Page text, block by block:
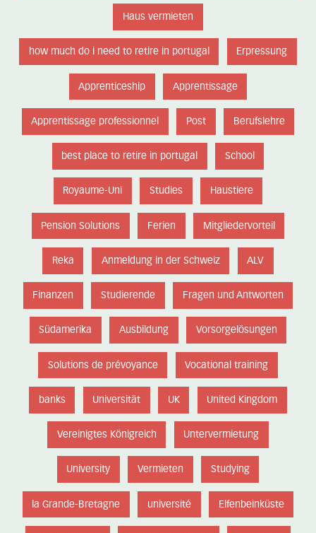
Haus vermieten
how much do i need to retire in portugal Erpressung
Apprenticeship Apprentissage
Apprentissage professionnel Post Berufslehre
best place to retire in portugal School
Royaume-Uni Studies Haustiere
Pension Solutions Ferien Mitgliedervorteil
Reka Anmeldung in der Schweiz ALV
Finanzen Studierende Fragen und Antworten
Südamerika Ausbildung Vorsorgelösungen
Solutions de prévoyance Vocational training
banks Universität UK United Kingdom
Vereinigtes Königreich Untervermietung
University Vermieten Studying
la Grande-Bretagne université Elfenbeinküste